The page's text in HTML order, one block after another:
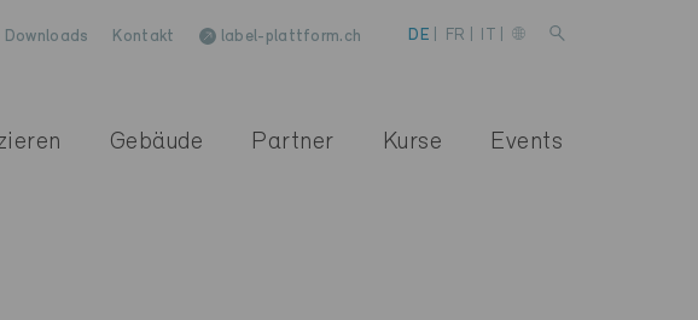
Downloads Kontakt label-plattform.ch DE FR
Gebäude Partner Kurse Events